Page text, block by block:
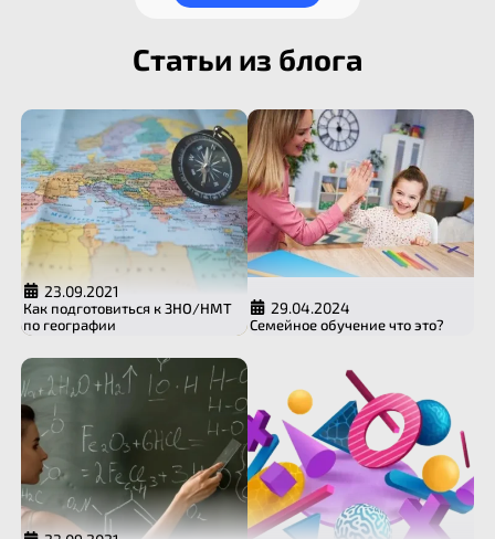
Статьи из блога
23.09.2021
Как подготовиться к ЗНО/НМТ
по географии
29.04.2024
Семейное обучение что это?